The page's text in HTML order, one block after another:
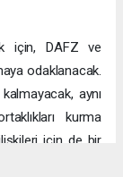
için, DAFZ ve
odaklanacak.
aynı
kurma
için de bir